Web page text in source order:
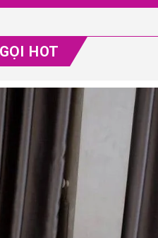
HOT